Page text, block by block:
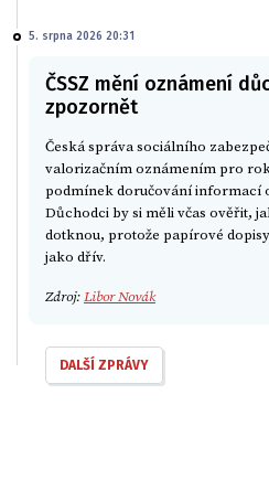
5. srpna 2026 20:31
ČSSZ mění oznámení
zpozornět
Česká správa sociálního
valorizačním oznámením pro
podmínek doručování informací
Důchodci by si měli včas ověřit,
dotknou, protože papírové
jako dřív.
Zdroj:Libor Novák
DALŠÍ ZPRÁVY